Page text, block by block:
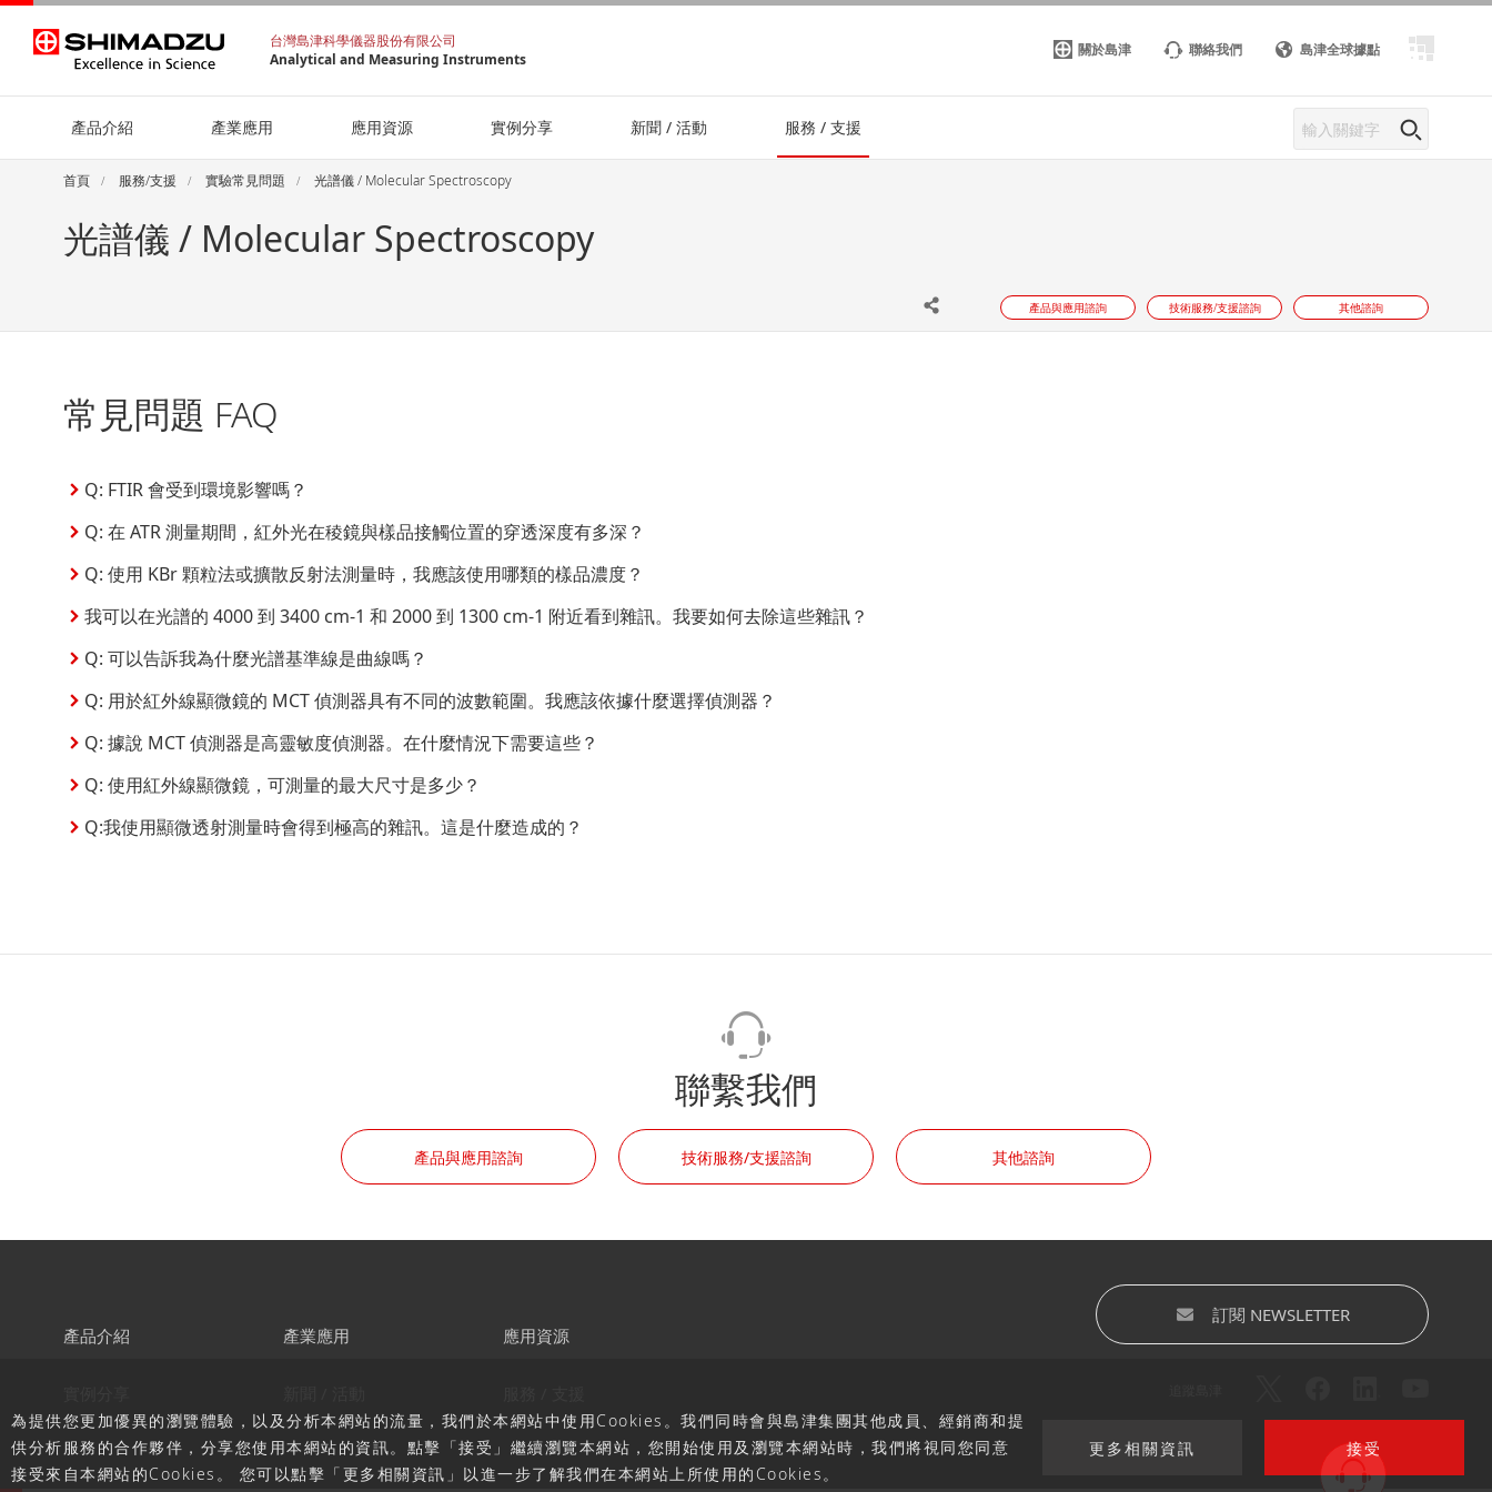
台灣島津科學儀器股份有限公司
Analytical and Measuring Instruments
關於島津 聯絡我們 島津全球據點
產品介紹 產業應用 應用資源 實例分享 新聞 / 活動 服務 / 支援
首頁 服務/支援 實驗常見問題 光譜儀 / Molecular Spectroscopy
光譜儀 / Molecular Spectroscopy
產品與應用諮詢 技術服務/支援諮詢 其他諮詢
常見問題 FAQ
Q: FTIR 會受到環境影響嗎？
Q: 在 ATR 測量期間，紅外光在稜鏡與樣品接觸位置的穿透深度有多深？
Q: 使用 KBr 顆粒法或擴散反射法測量時，我應該使用哪類的樣品濃度？
我可以在光譜的 4000 到 3400 cm-1 和 2000 到 1300 cm-1 附近看到雜訊。我要如何去除這些雜訊？
Q: 可以告訴我為什麼光譜基準線是曲線嗎？
Q: 用於紅外線顯微鏡的 MCT 偵測器具有不同的波數範圍。我應該依據什麼選擇偵測器？
Q: 據說 MCT 偵測器是高靈敏度偵測器。在什麼情況下需要這些？
Q: 使用紅外線顯微鏡，可測量的最大尺寸是多少？
Q:我使用顯微透射測量時會得到極高的雜訊。這是什麼造成的？
為提供您更加優異的瀏覽體驗，以及分析本網站的流量，我們於本網站中使用Cookies。我們同時會與島津集團其他成員、經銷商和提
供分析服務的合作夥伴，分享您使用本網站的資訊。點擊「接受」繼續瀏覽本網站，您開始使用及瀏覽本網站時，我們將視同您同意
接受來自本網站的Cookies。 您可以點擊「更多相關資訊」以進一步了解我們在本網站上所使用的Cookies。
更多相關資訊 接受
聯繫我們
產品與應用諮詢 技術服務/支援諮詢 其他諮詢
產品介紹 產業應用 應用資源
訂閱 NEWSLETTER